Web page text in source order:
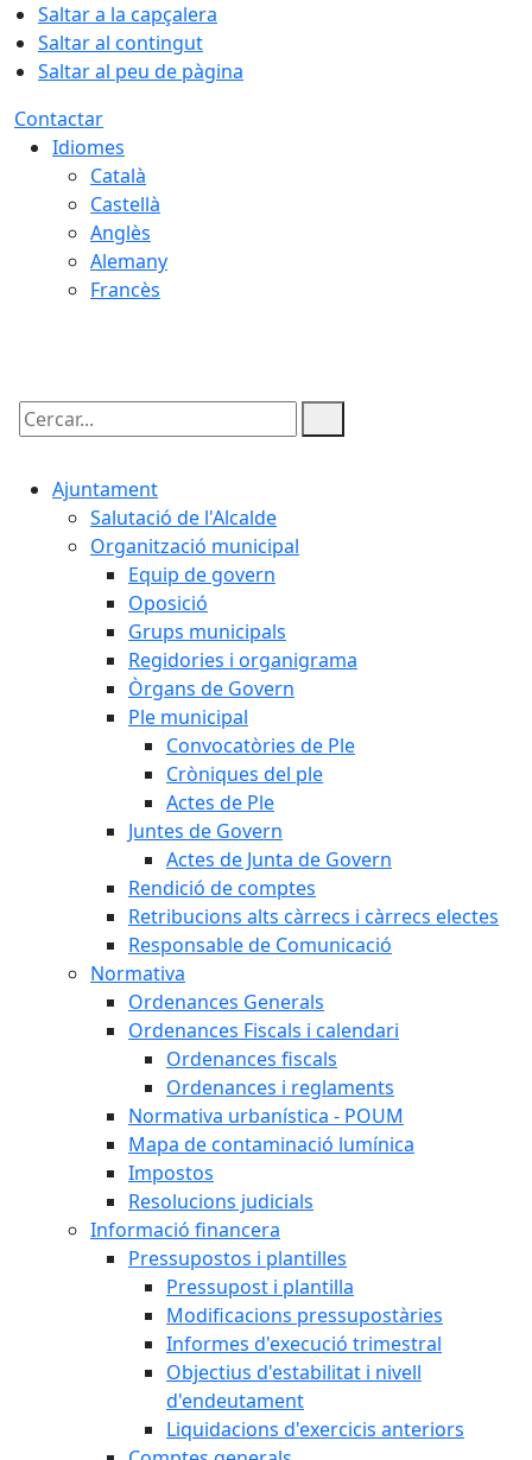
Saltar a la capçalera
Saltar al contingut
Saltar al peu de pàgina
Contactar
Idiomes
Català
Castellà
Anglès
Alemany
Francès
Cercar:
Ajuntament
Salutació de l'Alcalde
Organització municipal
Equip de govern
Oposició
Grups municipals
Regidories i organigrama
Òrgans de Govern
Ple municipal
Convocatòries de Ple
Cròniques del ple
Actes de Ple
Juntes de Govern
Actes de Junta de Govern
Rendició de comptes
Retribucions alts càrrecs i càrrecs electes
Responsable de Comunicació
Normativa
Ordenances Generals
Ordenances Fiscals i calendari
Ordenances fiscals
Ordenances i reglaments
Normativa urbanística - POUM
Mapa de contaminació lumínica
Impostos
Resolucions judicials
Informació financera
Pressupostos i plantilles
Pressupost i plantilla
Modificacions pressupostàries
Informes d'execució trimestral
Objectius d'estabilitat i nivell
d'endeutament
Liquidacions d'exercicis anteriors